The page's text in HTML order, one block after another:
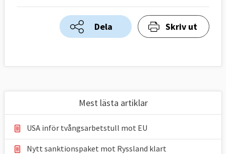
Dela Skriv ut
Mest lästa artiklar
USA inför tvångsarbetstull mot EU
Nytt sanktionspaket mot Ryssland klart